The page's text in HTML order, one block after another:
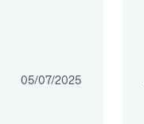
05/07/2025